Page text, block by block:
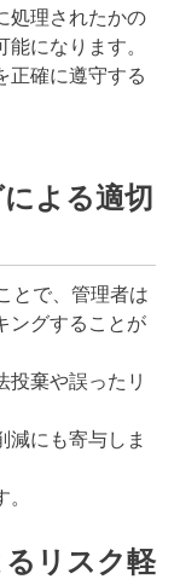
処理されたかの
になります。
正確に遵守する
よる適切
とで、管理者は
ングすることが
投棄や誤ったリ
減にも寄与しま
リスク軽